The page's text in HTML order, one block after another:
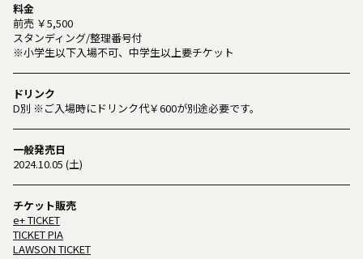
料金
前売 ￥5,500
スタンディング/整理番号付
※小学生以下入場不可、中学生以上要チケット
ドリンク
D別 ※ご入場時にドリンク代￥600が別途必要です。
一般発売日
2024.10.05 (土)
チケット販売
e+ TICKET
TICKET PIA
LAWSON TICKET